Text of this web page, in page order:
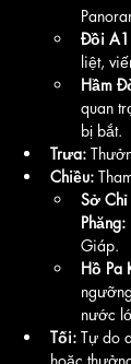
Đồi
liệt,
Hầm
quan
bị bắt.
Trưa:
Chiều:
Sở
Phăng:
Giáp.
Hồ Pa
nước
Tối: Tự do